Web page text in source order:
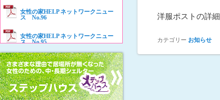
洋服ポストの
カテゴリー お知らせ
Women’s Shelter HELP News No80
Women’s Shelter HELP News No79
Women’s Shelter HELP News No78
Women’s Shelter HELP News No76
女性の家HELP ネットワークニュー
ス No.96
女性の家HELP ネットワークニュー
ス No.95
女性の家HELP ネットワークニュー
ス No.94
女性の家HELP ネットワークニュー
ス No.93